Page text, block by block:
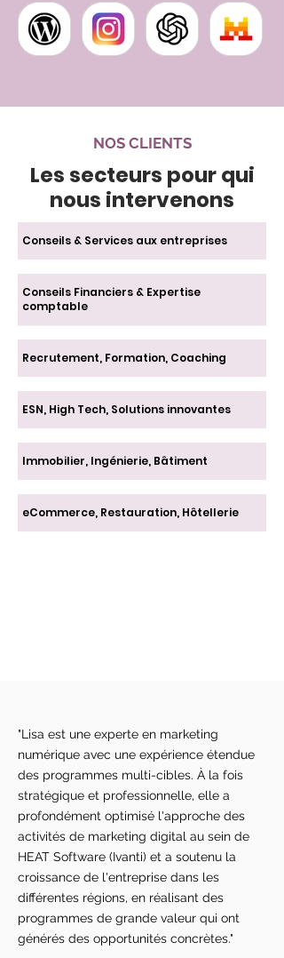
NOS CLIENTS
Les secteurs pour qui
nous intervenons
Conseils & Services aux entreprises
Conseils Financiers & Expertise
comptable
Recrutement, Formation, Coaching
ESN, High Tech, Solutions innovantes
Immobilier, Ingénierie, Bâtiment
eCommerce, Restauration, Hôtellerie
"Lisa est une experte en marketing
numérique avec une expérience étendue
des programmes multi-cibles. À la fois
stratégique et professionnelle, elle a
profondément optimisé l'approche des
activités de marketing digital au sein de
HEAT Software (Ivanti) et a soutenu la
croissance de l'entreprise dans les
différentes régions, en réalisant des
programmes de grande valeur qui ont
générés des opportunités concrètes."